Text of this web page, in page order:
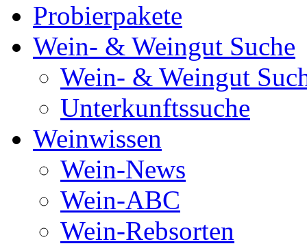
Probierpakete
Wein- & Weingut Suche
Wein- & Weingut
Unterkunftssuche
Weinwissen
Wein-News
Wein-ABC
Wein-Rebsorten